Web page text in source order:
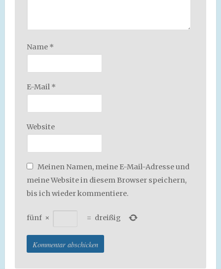
Name *
E-Mail *
Website
Meinen Namen, meine E-Mail-Adresse und
meine Website in diesem Browser speichern,
bis ich wieder kommentiere.
fünf × = dreißig